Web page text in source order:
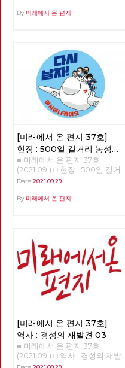
용규 편집위원 호주의 친구들에
똑같은 출국허가제를 운영한다.
입국도 마찬가지로, 호주 국민이
라도 입국을 자유롭게 할 수 없
는 상황이다. 국가가 국경을 관
리하고 인권이나 기본적인 시민
권리를 무시하고 있다. 무엇보다
놀라운 것은 이러한 조치들을 호
주 국민의 대부분이 지지한다는
다. 세계 곳곳에서 코로나와 함
께 상당히 새로운, 그러나 사실
새롭지도 않은 현상이 일어나는
것 같다. 국가 본위의 시대가 열
리고 있다. 코로나로 가시화되었
지만 예전에도 그 지점이 보였
다. 분수령은 2008년 자본주의
의 전체적 위기 상황이었다. 그
블록 위주의 경제 시대가 온 것
이다. 현재 금융이 아닌 실물 경
제에서 생산량이 가장 많은 나라
는 이제 더이상 미국이 아닌 중
국이다. 제조업과 농업 등 실물
경제에서는 그렇다. 통계를 보면
중국도 역시 국민총생산에서 무
다. 내수시장 위주 경제로 전환
이 예고된다. 국가화 시대 국가
화 시대의 도래 조짐이 13년 전
부터 보이고 있었다. 리만 브라
더스 사태 이후, 위기 상황에서
By 미래에서 온 편지
[미래에서 온 편지 37호]
현장 : 500일 길거리 농성의
대답
■ 미래에서 온 편지 37호
(2021.09.) □ 현장 : 500일 길거
리 농성의 대답 500일 길거리
시당위원장 아시아나 케이오 노
지, 박정남 부지부장 동지, 김정
남 전지부장 동지, 기노진 감사
동지, 김하경 동지 다섯 분의 동
지들은 복직을 위해 서울고용노
동청을 점거하고 단식농성을 하
고, 뜨거운 아스팔트 위에서 삼
보일배를 하고, 투쟁문화제를 열
고 안 해본 투쟁이 없을 정도로
중 두 분은 길 위에서 정년을 맞
았습니다. 문재인 정부는 수백
조원 규모의 천문학적 공적 자금
을 자본가들에게 쏟아 부었습니
다. 여기에는 기간 산업이라는
Date 2021.09.29 |
By 미래에서 온 편지
[미래에서 온 편지 37호]
역사 : 경성의 재발견 03
■ 미래에서 온 편지 37호
(2021.09.) □ 역사 : 경성의 재발
견 03 >>>>>>> 업로드 준비중